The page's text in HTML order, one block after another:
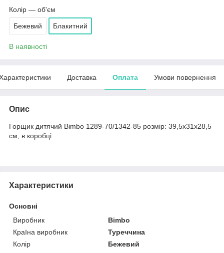
Колір — об'єм
Бежевий Блакитний
В наявності
Доставка Оплата Умови повернення
Опис
Горщик дитячий Bimbo 1289-70/1342-85 розмір: 39,5х31х28,5
см, в коробці
Характеристики
Основні
Виробник
Bimbo
Країна виробник
Туреччина
Колір
Бежевий